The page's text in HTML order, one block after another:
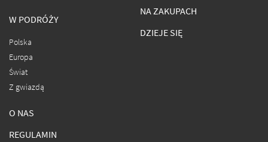
W PODRÓŻY
Polska
Europa
Świat
Z gwiazdą
NA ZAKUPACH
DZIEJE SIĘ
O NAS
REGULAMIN